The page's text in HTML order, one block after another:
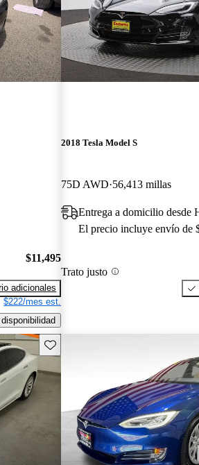
$11,495
adicionales
$222/mes est.
2018 Tesla Model S
75D AWD 56,413 millas
Entrega a domicilio desde
El precio incluye envío de
Trato justo
Guarda este Aviso